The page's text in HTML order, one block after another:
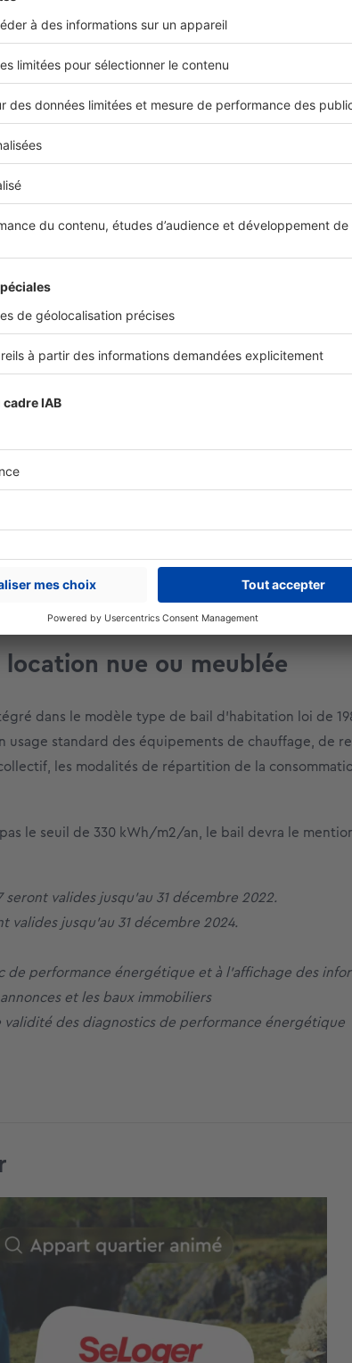
! Ces obligations d’affichage seront applicables
en vue de vendre ou de louer un bien
lisible et en coulent, la classe énergie mais
le montant des dépenses théoriques annuelles
du texte de l’annonce. Cette information
pour un usage standard ».
à compter du 1e juillet 2021.Les logements «
être étiquetés de la mention « logement à
et vendeurs.
son contenu n’engage pas le bailleur ou le
mention erronée.
aura un poids bien plus important dans la relation
vis-à-vis de l’acquéreur ou du locataire en
Les litiges découlant du caractère erroné du
nue ou meublée
dans le modèle type de bail d’habitation loi de
standard des équipements de chauffage, de
les modalités de répartition de la
le seuil de 330 kWh/m2/an, le bail devra le
valides jusqu’au 31 décembre 2022.
valides jusqu’au 31 décembre 2024.
performance énergétique et à l’affichage des
et les baux immobiliers
validité des diagnostics de performance énergétique